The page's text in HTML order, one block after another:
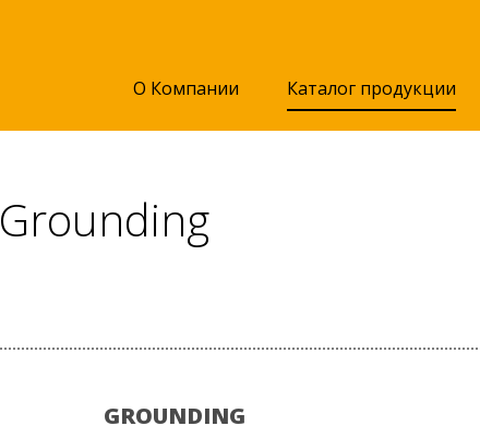
О Компании Каталог продукции
Grounding
GROUNDING